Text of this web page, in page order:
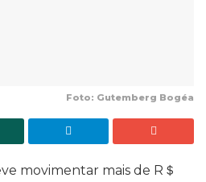
Foto: Gutemberg Bogéa
movimentar mais de R＄